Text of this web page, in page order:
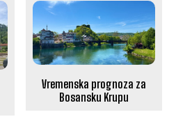
Vremenska prognoza za
Bosansku Krupu